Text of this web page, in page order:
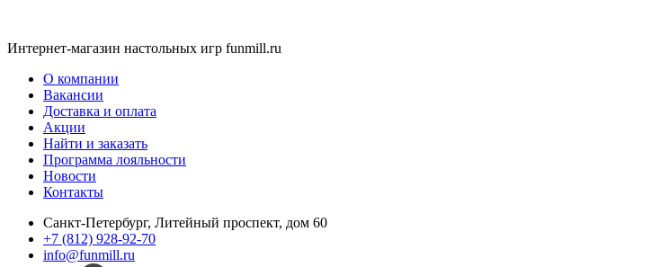
Интернет-магазин настольных игр funmill.ru
О компании
Вакансии
Доставка и оплата
Акции
Найти и заказать
Программа лояльности
Новости
Контакты
Санкт-Петербург, Литейный проспект, дом 60
+7 (812) 928-92-70
info@funmill.ru